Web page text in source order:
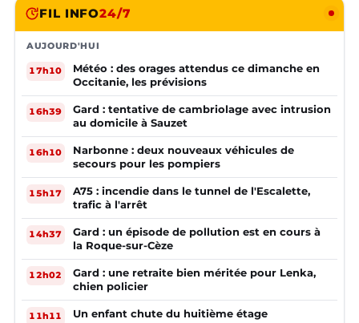
FIL INFO24/7
AUJOURD'HUI
17h10
Météo : des orages attendus ce dimanche en
Occitanie, les prévisions
16h39
Gard : tentative de cambriolage avec intrusion
au domicile à Sauzet
16h10
Narbonne : deux nouveaux véhicules de
secours pour les pompiers
15h17
A75 : incendie dans le tunnel de l'Escalette,
trafic à l'arrêt
14h37
Gard : un épisode de pollution est en cours à
la Roque-sur-Cèze
12h02
Gard : une retraite bien méritée pour Lenka,
chien policier
11h11 Un enfant chute du huitième étage